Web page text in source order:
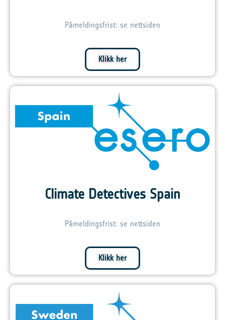
Påmeldingsfrist: se nettsiden
Klikk her
Climate Detectives Spain
Påmeldingsfrist: se nettsiden
Klikk her